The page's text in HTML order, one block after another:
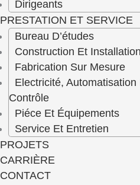
Dirigeants
PRESTATION ET SERVICE
Bureau D’études
Construction Et Installation
Fabrication Sur Mesure
Electricité, Automatisation
Contrôle
Piéce Et Équipements
Service Et Entretien
PROJETS
CARRIÈRE
CONTACT